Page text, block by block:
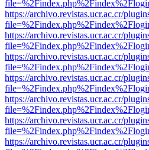
https://archivo.revistas.ucr.ac.cr/
https://archivo.revistas.ucr.ac.cr/
https://archivo.revistas.ucr.ac.cr/
https://archivo.revistas.ucr.ac.cr/
https://archivo.revistas.ucr.ac.cr/
https://archivo.revistas.ucr.ac.cr/
https://archivo.revistas.ucr.ac.cr/